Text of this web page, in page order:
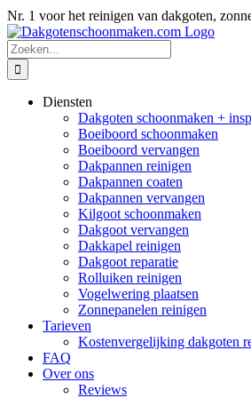
Ga
naar
inhoud
Nr. 1 voor het reinigen van dakgoten,
Zoeken
naar:
Diensten
Dakgoten schoonmaken +
Boeiboord schoonmaken
Boeiboord vervangen
Dakpannen reinigen
Dakpannen coaten
Dakpannen vervangen
Kilgoot schoonmaken
Dakgoot vervangen
Dakkapel reinigen
Dakgoot reparatie
Rolluiken reinigen
Vogelwering plaatsen
Zonnepanelen reinigen
Tarieven
Kostenvergelijking dakgoten
FAQ
Over ons
Reviews